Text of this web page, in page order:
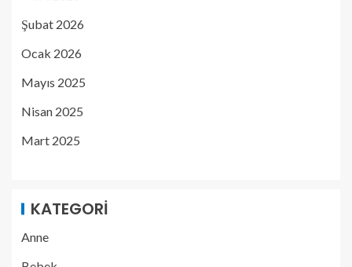
Şubat 2026
Ocak 2026
Mayıs 2025
Nisan 2025
Mart 2025
KATEGORI
Anne